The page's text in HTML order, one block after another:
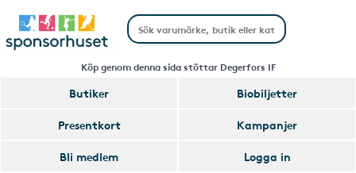
Köp genom denna sida stöttar Degerfors IF
Butiker
Biobiljetter
Presentkort
Kampanjer
Bli medlem
Logga in